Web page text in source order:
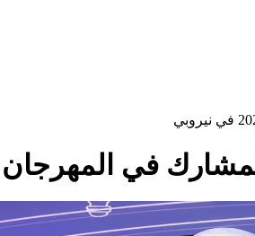
المهرجان العالمي